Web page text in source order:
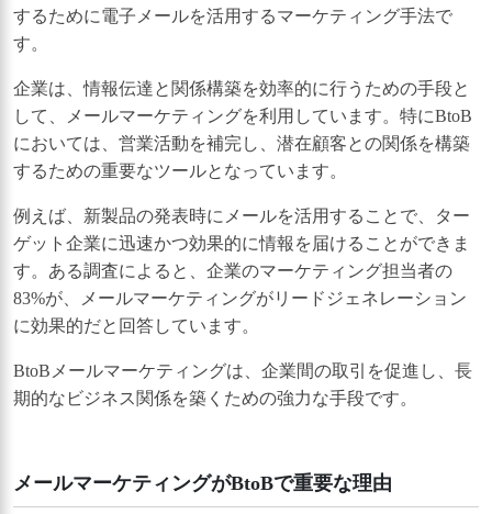
するために電子メールを活用するマーケティング手法で
す。
企業は、情報伝達と関係構築を効率的に行うための手段と
して、メールマーケティングを利用しています。特にBtoB
においては、営業活動を補完し、潜在顧客との関係を構築
するための重要なツールとなっています。
例えば、新製品の発表時にメールを活用することで、ター
ゲット企業に迅速かつ効果的に情報を届けることができま
す。ある調査によると、企業のマーケティング担当者の
83%が、メールマーケティングがリードジェネレーション
に効果的だと回答しています。
BtoBメールマーケティングは、企業間の取引を促進し、長
期的なビジネス関係を築くための強力な手段です。
メールマーケティングがBtoBで重要な理由